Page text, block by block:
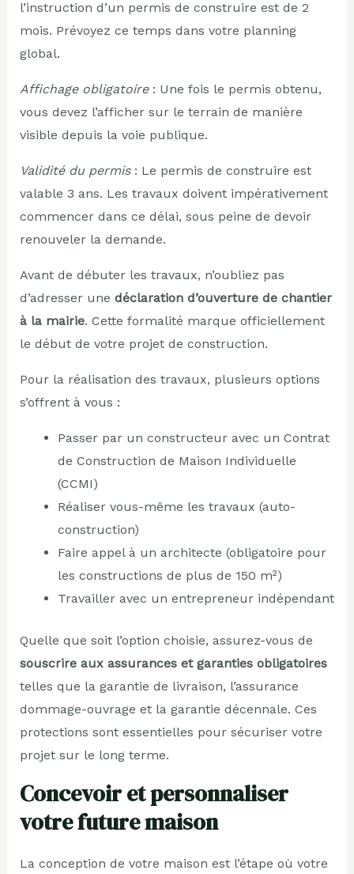
l’instruction d’un permis de construire est de 2
mois. Prévoyez ce temps dans votre planning
global.
Affichage obligatoire: Une fois le permis obtenu,
vous devez l’afficher sur le terrain de manière
visible depuis la voie publique.
Validité du permis: Le permis de construire est
valable 3 ans. Les travaux doivent impérativement
commencer dans ce délai, sous peine de devoir
renouveler la demande.
Avant de débuter les travaux, n’oubliez pas
d’adresser une déclaration d’ouverture de chantier
à la mairie. Cette formalité marque officiellement
le début de votre projet de construction.
Pour la réalisation des travaux, plusieurs options
s’offrent à vous :
Passer par un constructeur avec un Contrat
de Construction de Maison Individuelle
(CCMI)
Réaliser vous-même les travaux (auto-
construction)
Faire appel à un architecte (obligatoire pour
les constructions de plus de 150 m²)
Travailler avec un entrepreneur indépendant
Quelle que soit l’option choisie, assurez-vous de
souscrire aux assurances et garanties obligatoires
telles que la garantie de livraison, l’assurance
dommage-ouvrage et la garantie décennale. Ces
protections sont essentielles pour sécuriser votre
projet sur le long terme.
Concevoir et personnaliser
votre future maison
La conception de votre maison est l’étape où votre